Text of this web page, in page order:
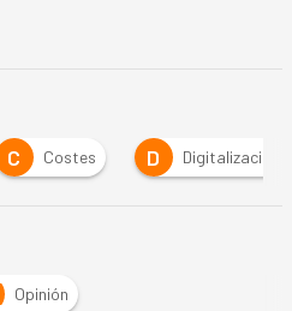
C Costes D Digitalización
Opinión